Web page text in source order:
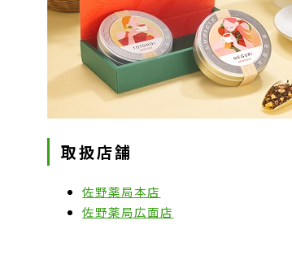
取扱店舗
佐野薬局本店
佐野薬局広面店